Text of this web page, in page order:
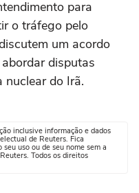
para
o tráfego pelo
um acordo
disputas
nuclear do Irã.
inclusive informação e dados
de Reuters. Fica
uso ou de seu nome sem a
Todos os direitos